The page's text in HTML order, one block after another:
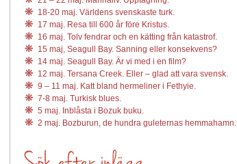
18-20 maj. Världens svenskaste turk.
17 maj. Resa till 600 år före Kristus.
16 maj. Tolv fendrar och en kätting från katastrof.
15 maj, Seagull Bay. Sanning eller konsekvens?
14 maj. Seagull Bay. Är vi med i en film?
12 maj. Tersana Creek. Eller – glad att vara svensk.
9 – 11 maj. Katt bland hermeliner i Fethyie.
7-8 maj. Turkisk blues.
5 maj. Inblåsta i Bozuk buku.
2 maj. Bozburun, de hundra guleternas hemmahamn.